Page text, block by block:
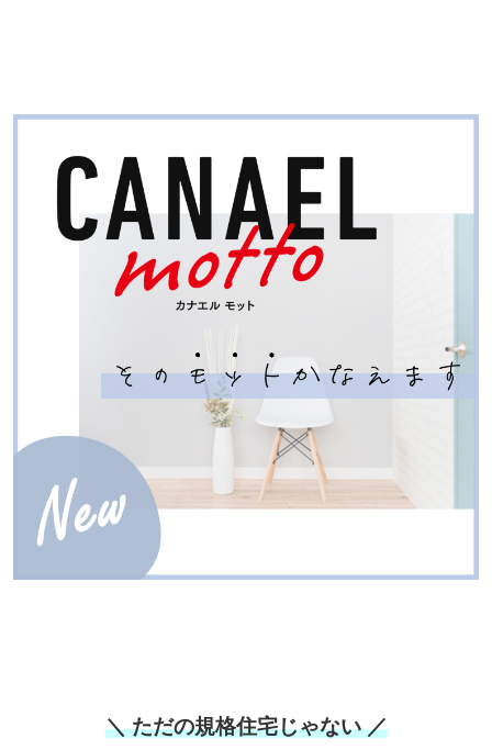
＼ ただの規格住宅じゃない ／